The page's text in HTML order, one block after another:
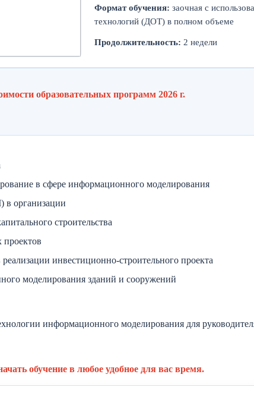
Формат обучения: заочная с
технологий (ДОТ) в полном объеме
Продолжительность: 2 недели
образовательных программ 2026 г.
в сфере информационного моделирования
организации
строительства
проектов
инвестиционно-строительного проекта
моделирования зданий и сооружений
информационного моделирования для
обучение в любое удобное для вас время.